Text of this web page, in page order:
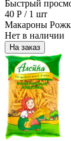
Быстрый
40 Р / 1 шт
Макароны
Нет в наличии
На заказ